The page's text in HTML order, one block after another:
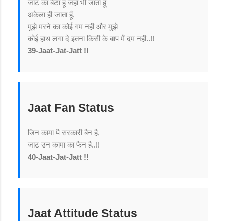
जाट का बेटा हूँ जहाँ भी जाता हूँ
अकेला ही जाता हूँ,
मुझे मरने का कोई गम नही और मुझे
कोई हाथ लगा दे इतना किसी के बाप मेँ दम नही..!!
39-Jaat-Jat-Jatt !!
Jaat Fan Status
जिन कामा पै सरकारी बैन है,
जाट उन कामा का फैन है..!!
40-Jaat-Jat-Jatt !!
Jaat Attitude Status